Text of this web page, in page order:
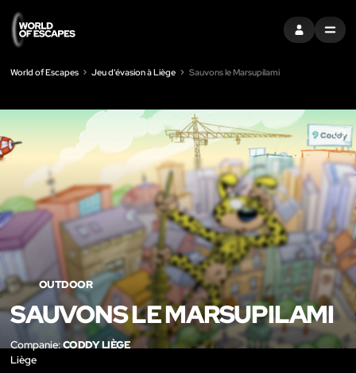
S'INSCRIREMENU
World of Escapes Jeu d'évasion à Liège Sauvons le Marsupilami
LIKE
OUTDOOR
SAUVONS LE MARSUPILAMI
Companie:CODDY LIÈGE
Liège